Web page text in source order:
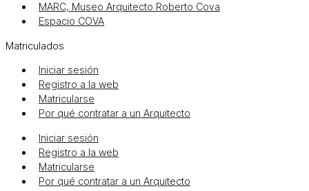
MARC, Museo Arquitecto Roberto Cova
Espacio COVA
Matriculados
Iniciar sesión
Registro a la web
Matricularse
Por qué contratar a un Arquitecto
Iniciar sesión
Registro a la web
Matricularse
Por qué contratar a un Arquitecto